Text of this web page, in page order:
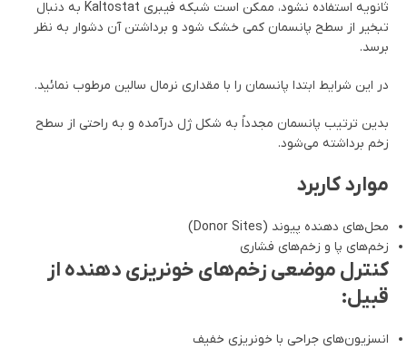
ثانویه استفاده نشود، ممکن است شبکه فیبری Kaltostat به دنبال
تبخیر از سطح پانسمان کمی خشک شود و برداشتن آن دشوار به نظر
برسد.
در این شرایط ابتدا پانسمان را با مقداری نرمال سالین مرطوب نمائید.
بدین ترتیب پانسمان مجدداً به شکل ژل درآمده و به راحتی از سطح
زخم برداشته می‌شود.
موارد کاربرد
محل‌های دهنده پیوند (Donor Sites)
زخم‌های پا و زخم‌های فشاری
کنترل موضعی زخم‌های خونریزی دهنده از
قبیل:
انسزیون‌های جراحی با خونریزی خفیف